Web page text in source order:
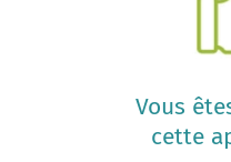
Vous
cette